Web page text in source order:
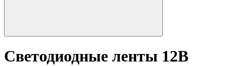
Светодиодные ленты 12В